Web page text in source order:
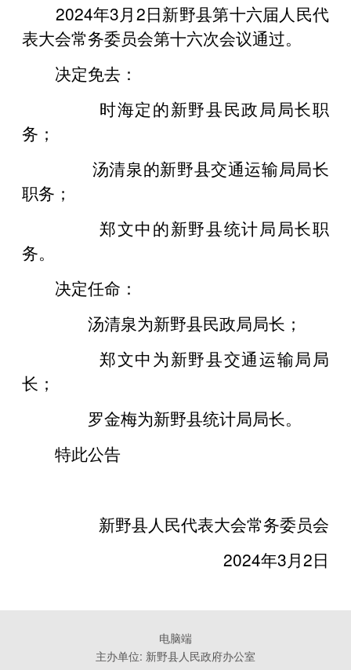
2024年3月2日新野县第十六届人民代
表大会常务委员会第十六次会议通过。
决定免去：
时海定的新野县民政局局长职
务；
汤清泉的新野县交通运输局局长
职务；
郑文中的新野县统计局局长职
务。
决定任命：
汤清泉为新野县民政局局长；
郑文中为新野县交通运输局局
长；
罗金梅为新野县统计局局长。
特此公告
新野县人民代表大会常务委员会
2024年3月2日
电脑端
主办单位: 新野县人民政府办公室